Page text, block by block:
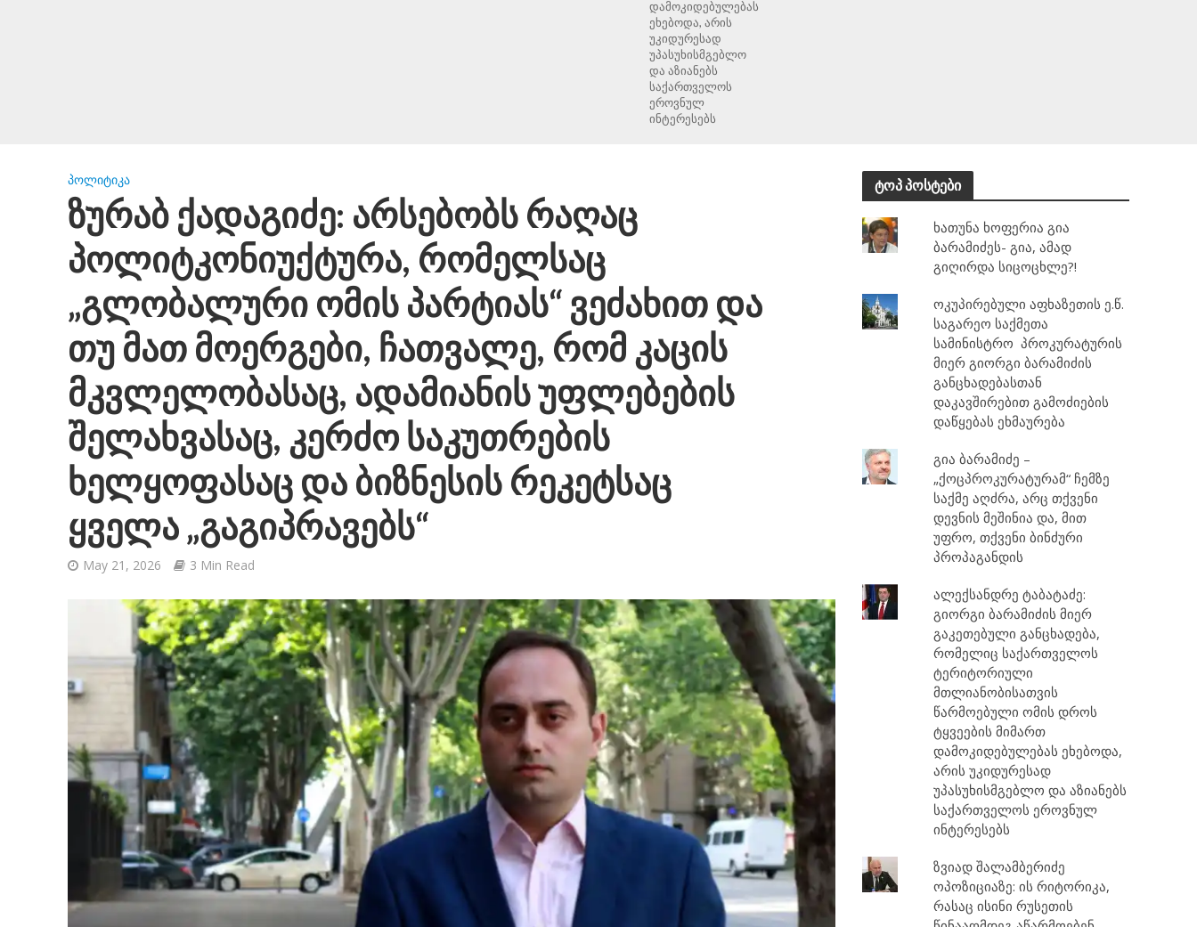
დამოკიდებულებას
ეხებოდა, არის
უკიდურესად
უპასუხისმგებლო
და აზიანებს
საქართველოს
ეროვნულ
ინტერესებს
ᲞᲝᲚᲘᲢᲘᲙᲐ
ზურაბ ქადაგიძე: არსებობს რაღაც
პოლიტკონიუქტურა, რომელსაც
„გლობალური ომის პარტიას“ ვეძახით და
თუ მათ მოერგები, ჩათვალე, რომ კაცის
მკვლელობასაც, ადამიანის უფლებების
შელახვასაც, კერძო საკუთრების
ხელყოფასაც და ბიზნესის რეკეტსაც
ყველა „გაგიპრავებს“
May 21, 2026 3 Min Read
ტოპ პოსტები
ხათუნა ხოფერია გია
ბარამიძეს- გია, ამად
გიღირდა სიცოცხლე?!
ოკუპირებული აფხაზეთის ე.წ.
საგარეო საქმეთა
სამინისტრო პროკურატურის
მიერ გიორგი ბარამიძის
განცხადებასთან
დაკავშირებით გამოძიების
დაწყებას ეხმაურება
გია ბარამიძე –
„ქოცპროკურატურამ“ ჩემზე
საქმე აღძრა, არც თქვენი
დევნის მეშინია და, მით
უფრო, თქვენი ბინძური
პროპაგანდის
ალექსანდრე ტაბატაძე:
გიორგი ბარამიძის მიერ
გაკეთებული განცხადება,
რომელიც საქართველოს
ტერიტორიული
მთლიანობისათვის
წარმოებული ომის დროს
ტყვეების მიმართ
დამოკიდებულებას ეხებოდა,
არის უკიდურესად
უპასუხისმგებლო და აზიანებს
საქართველოს ეროვნულ
ინტერესებს
ზვიად შალამბერიძე
ოპოზიციაზე: ის რიტორიკა,
რასაც ისინი რუსეთის